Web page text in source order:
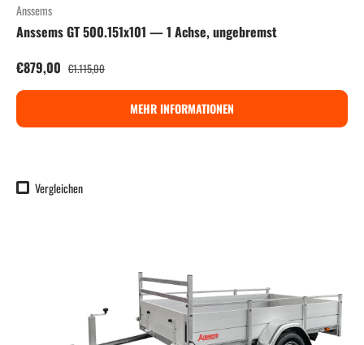
Anssems
Anssems GT 500.151x101 — 1 Achse, ungebremst
Verkaufspreis
€879,00 Normaler Preis
€1.115,00
MEHR INFORMATIONEN
Vergleichen